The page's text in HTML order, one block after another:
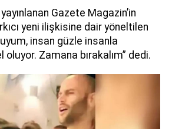
Gazete Magazin’in
yeni ilişkisine dair yöneltilen
insan güzle insanla
oluyor. Zamana bırakalım” dedi.